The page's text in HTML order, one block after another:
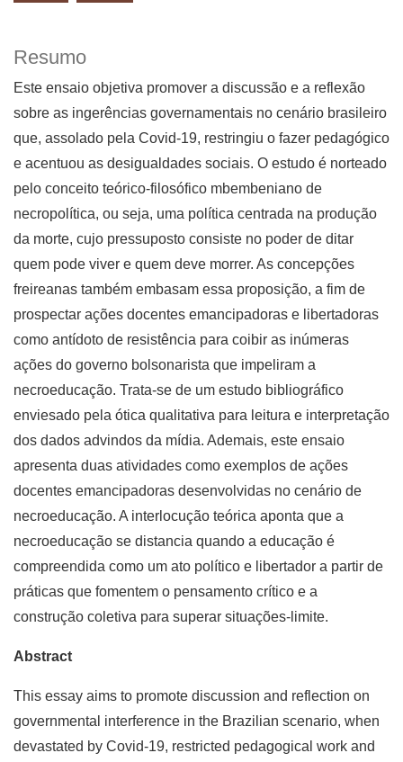
Resumo
Este ensaio objetiva promover a discussão e a reflexão
sobre as ingerências governamentais no cenário brasileiro
que, assolado pela Covid-19, restringiu o fazer pedagógico
e acentuou as desigualdades sociais. O estudo é norteado
pelo conceito teórico-filosófico mbembeniano de
necropolítica, ou seja, uma política centrada na produção
da morte, cujo pressuposto consiste no poder de ditar
quem pode viver e quem deve morrer. As concepções
freireanas também embasam essa proposição, a fim de
prospectar ações docentes emancipadoras e libertadoras
como antídoto de resistência para coibir as inúmeras
ações do governo bolsonarista que impeliram a
necroeducação. Trata-se de um estudo bibliográfico
enviesado pela ótica qualitativa para leitura e interpretação
dos dados advindos da mídia. Ademais, este ensaio
apresenta duas atividades como exemplos de ações
docentes emancipadoras desenvolvidas no cenário de
necroeducação. A interlocução teórica aponta que a
necroeducação se distancia quando a educação é
compreendida como um ato político e libertador a partir de
práticas que fomentem o pensamento crítico e a
construção coletiva para superar situações-limite.
Abstract
This essay aims to promote discussion and reflection on
governmental interference in the Brazilian scenario, when
devastated by Covid-19, restricted pedagogical work and